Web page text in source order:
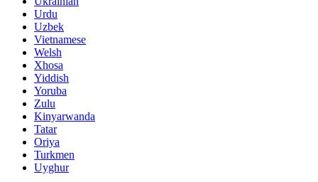
Urdu
Uzbek
Vietnamese
Welsh
Xhosa
Yiddish
Yoruba
Zulu
Kinyarwanda
Tatar
Oriya
Turkmen
Uyghur